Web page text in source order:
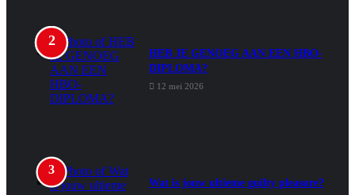
HEB JE GENOEG AAN EEN HBO-
DIPLOMA?
12 mei 2026
Wat is jouw ultieme guilty pleasure?